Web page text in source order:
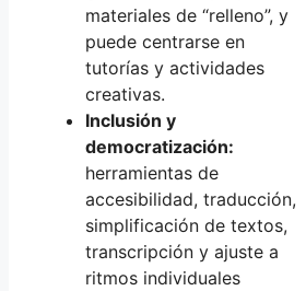
materiales de “relleno”, y
puede centrarse en
tutorías y actividades
creativas.
Inclusión y
democratización:
herramientas de
accesibilidad, traducción,
simplificación de textos,
transcripción y ajuste a
ritmos individuales